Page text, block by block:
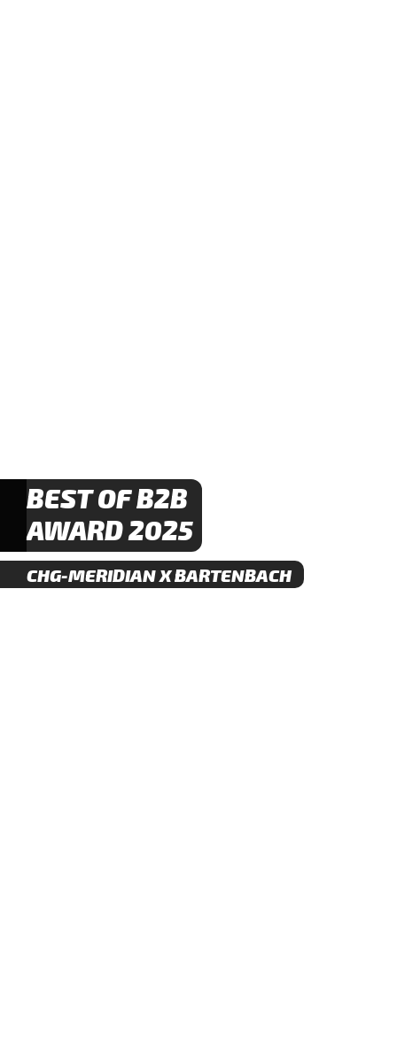
BEST OF B2B
AWARD 2025
CHG-MERIDIAN X BARTENBACH